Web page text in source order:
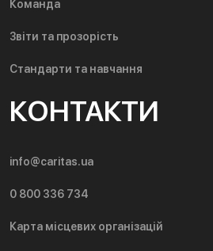
Команда
Звіти та прозорість
Стандарти та навчання
КОНТАКТИ
info@caritas.ua
0 800 336 734
Карта місцевих організацій